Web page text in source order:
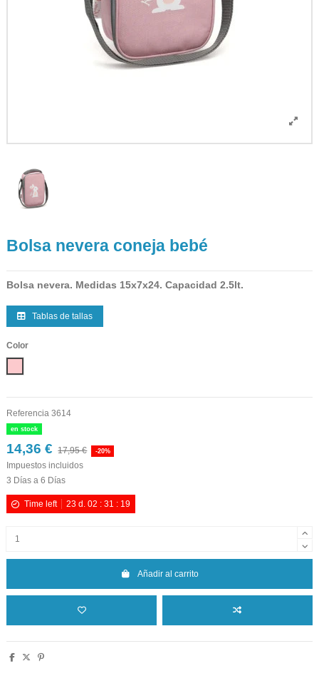
Bolsa nevera coneja bebé
Bolsa nevera. Medidas 15x7x24. Capacidad 2.5lt.
Tablas de tallas
Color
Referencia 3614
en stock
14,36 € 17,95 € -20%
Impuestos incluidos
3 Días a 6 Días
Time left 23 d. 02 :31 : 19
Añadir al carrito